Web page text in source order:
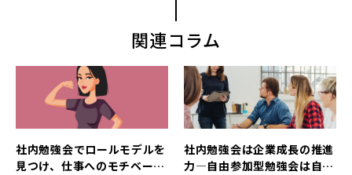
関連コラム
社内勉強会でロールモデルを
見つけ、仕事へのモチベーシ
社内勉強会は企業成長の推進
力―自由参加型勉強会は自発